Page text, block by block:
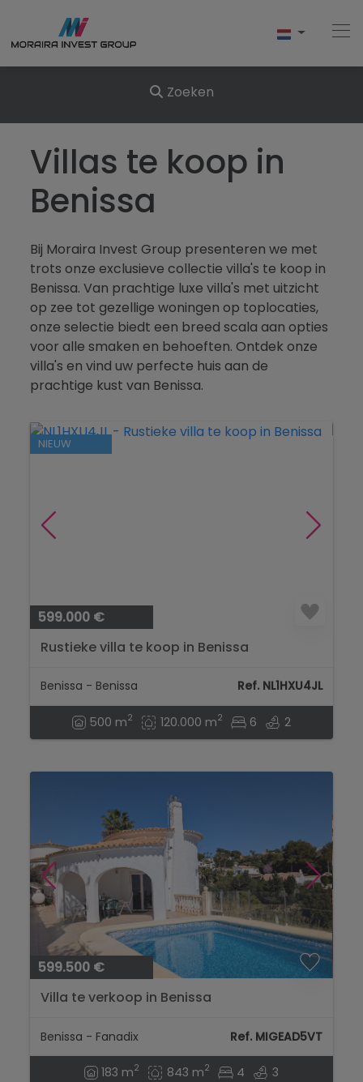
Kopen
Nieuwbouw
Verkopen
Reviews
Over Ons
Blog
Zoeken
Villas te koop in
Benissa
Bij Moraira Invest Group presenteren we met
trots onze exclusieve collectie villa's te koop in
Benissa. Van prachtige luxe villa's met uitzicht
op zee tot gezellige woningen op toplocaties,
onze selectie biedt een breed scala aan opties
voor alle smaken en behoeften. Ontdek onze
villa's en vind uw perfecte huis aan de
prachtige kust van Benissa.
NIEUW
599.000 €
Rustieke villa te koop in Benissa
Benissa - Benissa Ref. NL1HXU4JL
500 m2 120.000 m2 6 2
599.500 €
Villa te verkoop in Benissa
Benissa - Fanadix Ref. MIGEAD5VT
183 m2 843 m2 4 3